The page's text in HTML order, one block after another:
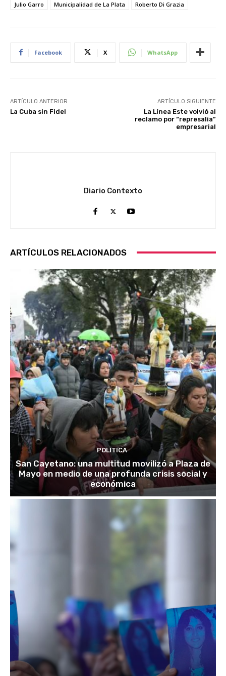
Julio Garro Municipalidad de La Plata Roberto Di Grazia
Facebook X WhatsApp
ARTÍCULO ANTERIOR
La Cuba sin Fidel
ARTÍCULO SIGUIENTE
La Línea Este volvió al
reclamo por “represalia”
empresarial
Diario Contexto
ARTÍCULOS RELACIONADOS
POLITICA
San Cayetano: una multitud movilizó a Plaza de
Mayo en medio de una profunda crisis social y
económica